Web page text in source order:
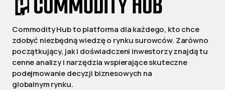
Commodity Hub to platforma dla każdego, kto chce
zdobyć niezbędną wiedzę o rynku surowców. Zarówno
początkujący, jak i doświadczeni inwestorzy znajdą tu
cenne analizy i narzędzia wspierające skuteczne
podejmowanie decyzji biznesowych na
globalnym rynku.